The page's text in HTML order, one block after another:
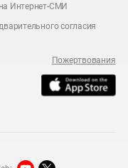
Интернет-СМИ
согласия
Пожертвования